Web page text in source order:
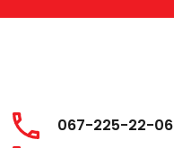
067-225-22-06